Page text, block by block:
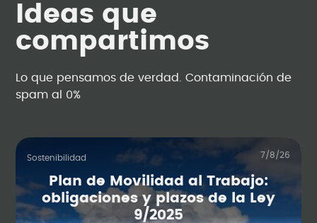
Ideas que
compartimos
Lo que pensamos de verdad. Contaminación de
spam al 0%
Sostenibilidad 7/8/26
Plan de Movilidad al Trabajo:
obligaciones y plazos de la Ley
9/2025